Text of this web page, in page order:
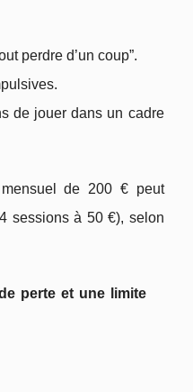
perdre d’un coup”.
de jouer dans un cadre
de 200 € peut
sessions à 50 €), selon
perte et une limite